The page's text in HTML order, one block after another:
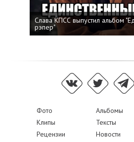
Слава КПСС выпустил альбом
рэпер"
Фото Альбомы
Клипы
Тексты
Рецензии
Новости